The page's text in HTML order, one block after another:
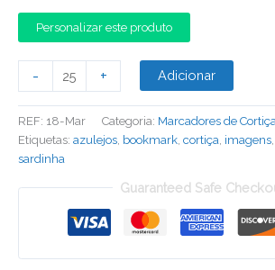
Personalizar este produto
-
de
Marcador
de
Cortiça
+ Adicionar
REF: 18-Mar Categoria: Marcadores de
Etiquetas: azulejos, bookmark, cortiça, imagens,
sardinha
Guaranteed Safe